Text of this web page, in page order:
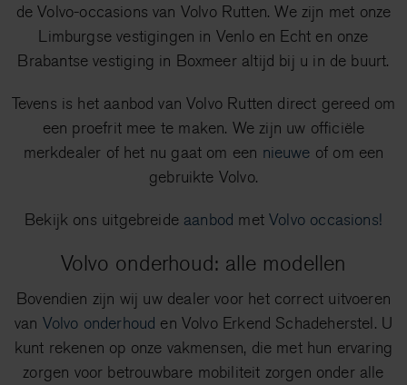
de Volvo-occasions van Volvo Rutten. We zijn met onze
Limburgse vestigingen in Venlo en Echt en onze
Brabantse vestiging in Boxmeer altijd bij u in de buurt.
Tevens is het aanbod van Volvo Rutten direct gereed om
een proefrit mee te maken. We zijn uw officiële
merkdealer of het nu gaat om een nieuwe of om een
gebruikte Volvo.
Bekijk ons uitgebreide aanbod metVolvo occasions!
Volvo onderhoud: alle modellen
Bovendien zijn wij uw dealer voor het correct uitvoeren
van Volvo onderhoud en Volvo Erkend Schadeherstel. U
kunt rekenen op onze vakmensen, die met hun ervaring
zorgen voor betrouwbare mobiliteit zorgen onder alle